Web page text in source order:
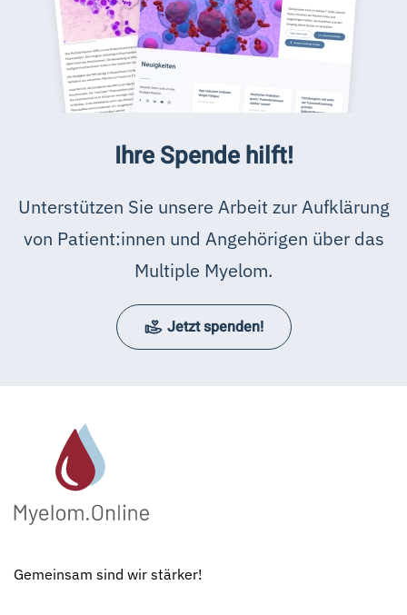
Ihre Spende hilft!
Unterstützen Sie unsere Arbeit zur Aufklärung
von Patient:innen und Angehörigen über das
Multiple Myelom.
Jetzt spenden!
Gemeinsam sind wir stärker!